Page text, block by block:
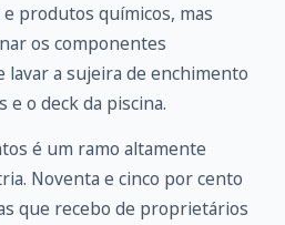
produtos químicos, mas
os componentes
a sujeira de enchimento
o deck da piscina.
é um ramo altamente
Noventa e cinco por cento
que recebo de proprietários